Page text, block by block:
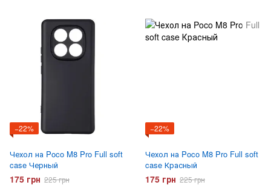
−22%
Чехол на Poco M8 Pro Full soft
case Черный
175 грн 225 грн
−22%
Чехол на Poco M8 Pro Full soft
case Красный
175 грн 225 грн